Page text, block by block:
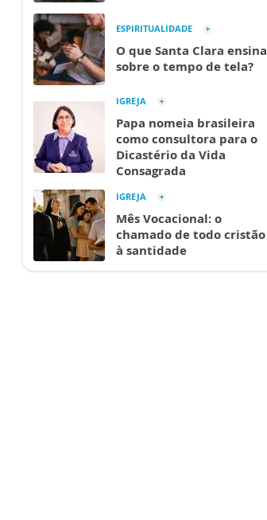
ESPIRITUALIDADE
O que Santa Clara ensina
sobre o tempo de tela?
IGREJA
Papa nomeia brasileira
como consultora para o
Dicastério da Vida
Consagrada
IGREJA
Mês Vocacional: o
chamado de todo cristão
à santidade